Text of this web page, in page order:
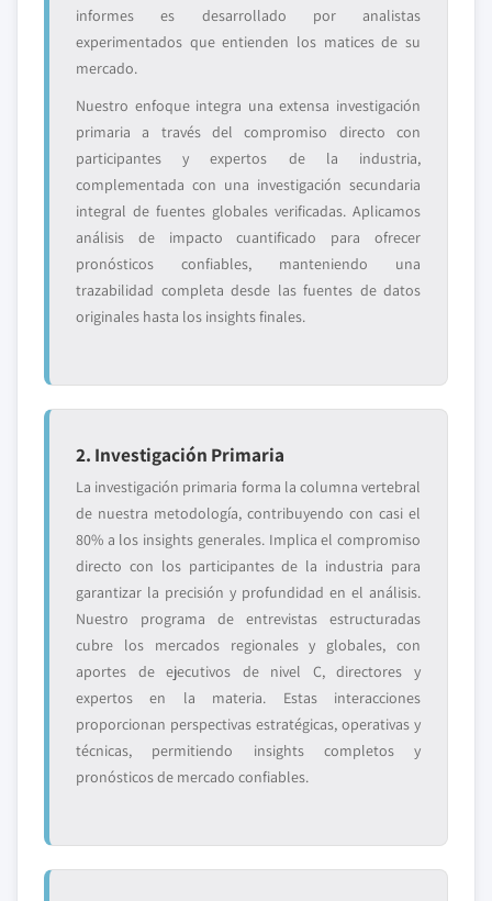
informes es desarrollado por analistas
experimentados que entienden los matices de su
mercado.
Nuestro enfoque integra una extensa investigación
primaria a través del compromiso directo con
participantes y expertos de la industria,
complementada con una investigación secundaria
integral de fuentes globales verificadas. Aplicamos
análisis de impacto cuantificado para ofrecer
pronósticos confiables, manteniendo una
trazabilidad completa desde las fuentes de datos
originales hasta los insights finales.
2. Investigación Primaria
La investigación primaria forma la columna vertebral
de nuestra metodología, contribuyendo con casi el
80% a los insights generales. Implica el compromiso
directo con los participantes de la industria para
garantizar la precisión y profundidad en el análisis.
Nuestro programa de entrevistas estructuradas
cubre los mercados regionales y globales, con
aportes de ejecutivos de nivel C, directores y
expertos en la materia. Estas interacciones
proporcionan perspectivas estratégicas, operativas y
técnicas, permitiendo insights completos y
pronósticos de mercado confiables.